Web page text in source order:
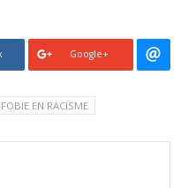
Google+
EN RACISME